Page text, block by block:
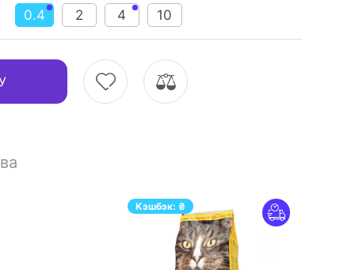
0.4
2 4 10
Кэшбэк: ₴